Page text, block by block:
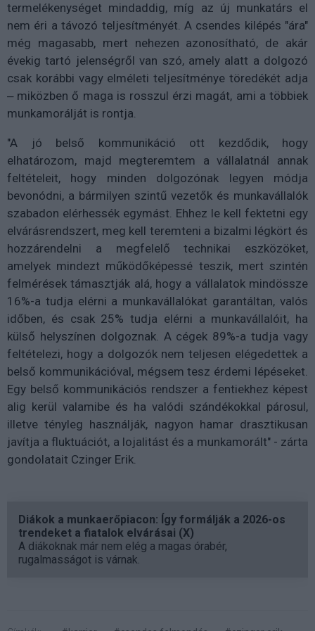
termelékenységet mindaddig, míg az új munkatárs el
nem éri a távozó teljesítményét. A csendes kilépés "ára"
még magasabb, mert nehezen azonosítható, de akár
évekig tartó jelenségről van szó, amely alatt a dolgozó
csak korábbi vagy elméleti teljesítménye töredékét adja
‒ miközben ő maga is rosszul érzi magát, ami a többiek
munkamorálját is rontja.
"A jó belső kommunikáció ott kezdődik, hogy
elhatározom, majd megteremtem a vállalatnál annak
feltételeit, hogy minden dolgozónak legyen módja
bevonódni, a bármilyen szintű vezetők és munkavállalók
szabadon elérhessék egymást. Ehhez le kell fektetni egy
elvárásrendszert, meg kell teremteni a bizalmi légkört és
hozzárendelni a megfelelő technikai eszközöket,
amelyek mindezt működőképessé teszik, mert szintén
felmérések támasztják alá, hogy a vállalatok mindössze
16%-a tudja elérni a munkavállalókat garantáltan, valós
időben, és csak 25% tudja elérni a munkavállalóit, ha
külső helyszínen dolgoznak. A cégek 89%-a tudja vagy
feltételezi, hogy a dolgozók nem teljesen elégedettek a
belső kommunikációval, mégsem tesz érdemi lépéseket.
Egy belső kommunikációs rendszer a fentiekhez képest
alig kerül valamibe és ha valódi szándékokkal párosul,
illetve tényleg használják, nagyon hamar drasztikusan
javítja a fluktuációt, a lojalitást és a munkamorált" - zárta
gondolatait Czinger Erik.
Diákok a munkaerőpiacon: Így formálják a 2026-os
trendeket a fiatalok elvárásai (X)
A diákoknak már nem elég a magas órabér,
rugalmasságot is várnak.